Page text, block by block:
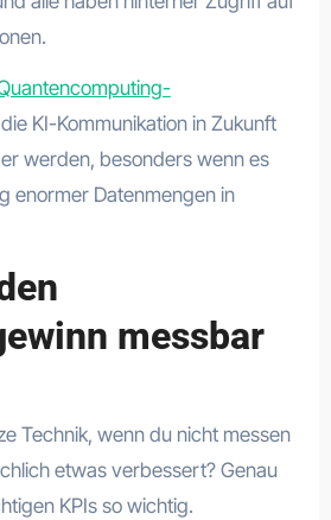
KI-Kommunikation in Zukunft
werden, besonders wenn es
enormer Datenmengen in
messbar
Technik, wenn du nicht messen
etwas verbessert? Genau
KPIs so wichtig.